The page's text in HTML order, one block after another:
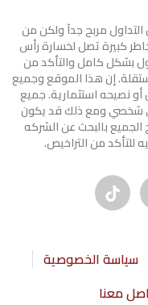
مربح جدآ ولكن من
كبيرة تصل لخسارة رأس
بشكل كامل والتأكد من
إن هذا الموقع وجميع
نصيحه استثمارية. جميع
شخصي ومع ذلك قد يكون
بالبحث عن الشركه
للتأكد من التراخيص.
سياسة الخصوصية
معنا